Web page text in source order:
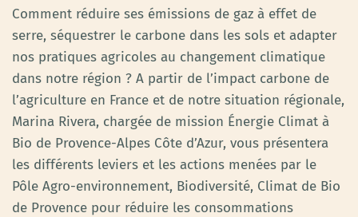
Comment réduire ses émissions de gaz à effet de
serre, séquestrer le carbone dans les sols et adapter
nos pratiques agricoles au changement climatique
dans notre région ? A partir de l’impact carbone de
l’agriculture en France et de notre situation régionale,
Marina Rivera, chargée de mission Énergie Climat à
Bio de Provence-Alpes Côte d’Azur, vous présentera
les différents leviers et les actions menées par le
Pôle Agro-environnement, Biodiversité, Climat de Bio
de Provence pour réduire les consommations